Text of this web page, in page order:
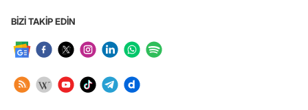
BİZİ TAKİP EDİN